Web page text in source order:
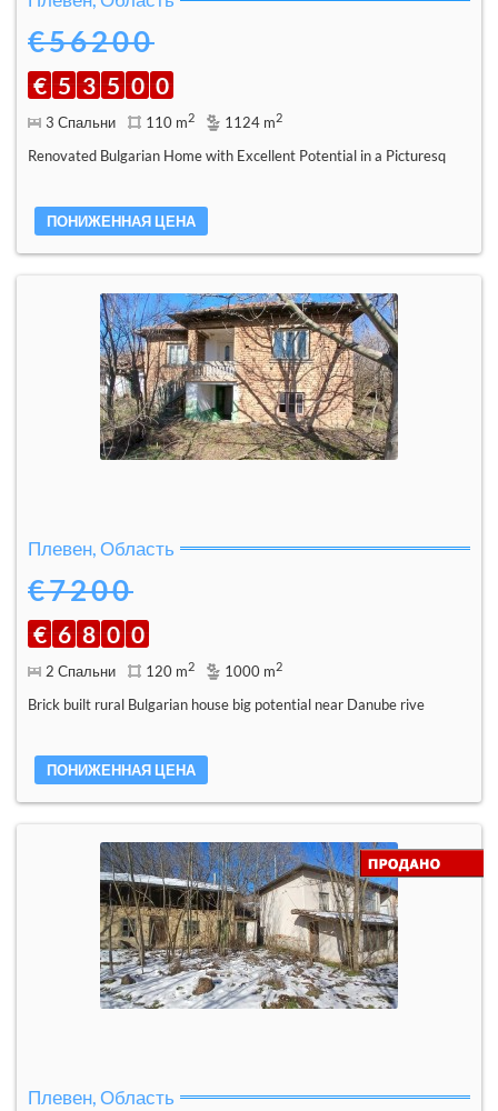
€56200
€ 5 3 5 0 0
3 Спальни 110 m2 1124 m2
Renovated Bulgarian Home with Excellent Potential in a Picturesq
ПОНИЖЕННАЯ ЦЕНА
Плевен, Область
€7200
€ 6 8 0 0
2 Спальни 120 m2 1000 m2
Brick built rural Bulgarian house big potential near Danube rive
ПОНИЖЕННАЯ ЦЕНА
Плевен, Область